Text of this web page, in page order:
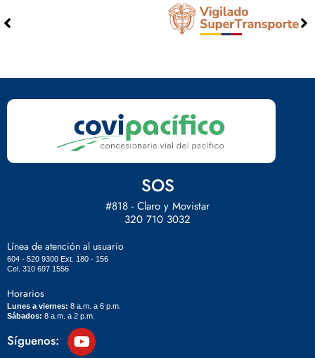
SOS
#818 - Claro y Movistar
320 710 3032
Línea de atención al usuario
604 - 520 9300 Ext. 180 - 156
Cel. 310 697 1556
Horarios
Lunes a viernes: 8 a.m. a 6 p.m.
Sábados: 8 a.m. a 2 p.m.
Síguenos: